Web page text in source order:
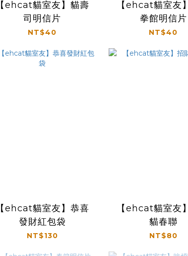
【ehcat貓室友】貓壽
司明信片
NT$40
【ehcat貓室友
拳館明信片
NT$40
【ehcat貓室友】恭喜
發財紅包袋
NT$130
【ehcat貓室友
貓春聯
NT$80